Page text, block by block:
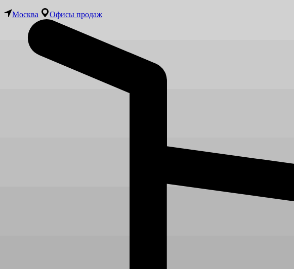
Москва Офисы продаж